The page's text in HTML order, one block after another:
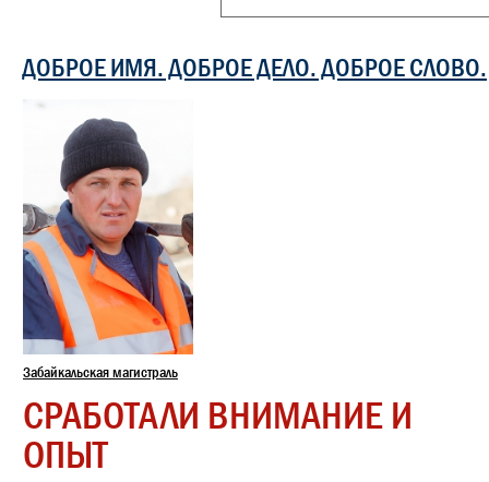
ДОБРОЕ ИМЯ. ДОБРОЕ ДЕЛО. ДОБРОЕ СЛОВО.
Забайкальская магистраль
СРАБОТАЛИ ВНИМАНИЕ И
ОПЫТ